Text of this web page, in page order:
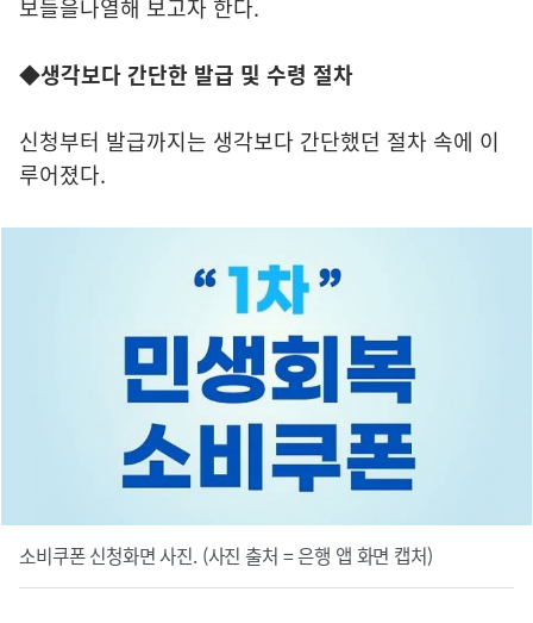
보들을나열해 보고자 한다.
◆생각보다 간단한 발급 및 수령 절차
신청부터 발급까지는 생각보다 간단했던 절차 속에 이
루어졌다.
소비쿠폰 신청화면 사진. (사진 출처 = 은행 앱 화면 캡처)